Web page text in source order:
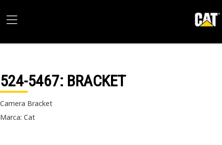
524-5467: BRACKET
Camera Bracket
Marca: Cat